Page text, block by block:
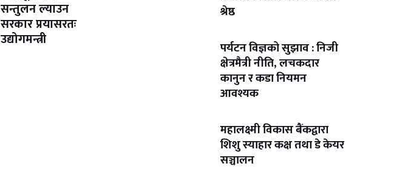
सन्तुलन ल्याउन
सरकार प्रयासरतः
उद्योगमन्त्री
श्रेष्ठ
पर्यटन विज्ञको सुझाव : निजी
क्षेत्रमैत्री नीति, लचकदार
कानुन र कडा नियमन
आवश्यक
महालक्ष्मी विकास बैंकद्वारा
शिशु स्याहार कक्ष तथा डे केयर
सञ्चालन